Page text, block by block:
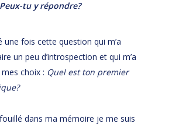
tu y répondre?
une fois cette question qui m’a
un peu d’introspection et qui m’a
choix : Quel est ton premier
dans ma mémoire je me suis